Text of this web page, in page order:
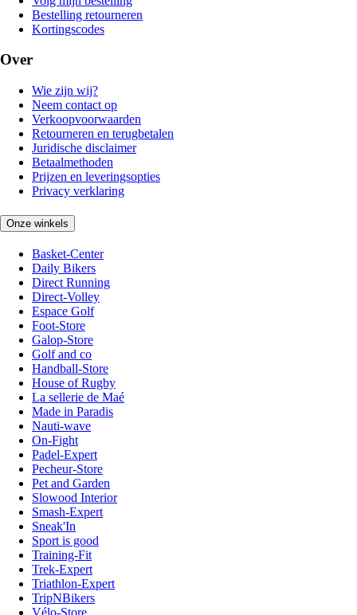
Bestelling retourneren
Kortingscodes
Over
Wie zijn wij?
Neem contact op
Verkoopvoorwaarden
Retourneren en terugbetalen
Juridische disclaimer
Betaalmethoden
Prijzen en leveringsopties
Privacy verklaring
Onze winkels
Basket-Center
Daily Bikers
Direct Running
Direct-Volley
Espace Golf
Foot-Store
Galop-Store
Golf and co
Handball-Store
House of Rugby
La sellerie de Maé
Made in Paradis
Nauti-wave
On-Fight
Padel-Expert
Pecheur-Store
Pet and Garden
Slowood Interior
Smash-Expert
Sneak'In
Sport is good
Training-Fit
Trek-Expert
Triathlon-Expert
TripNBikers
Vélo-Store